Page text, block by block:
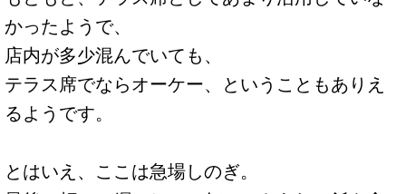
かったようで、
店内が多少混んでいても、
テラス席でならオーケー、ということもありえ
るようです。
とはいえ、ここは急場しのぎ。